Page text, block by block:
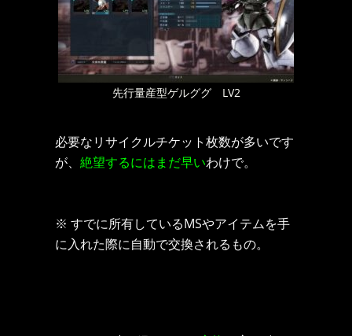
先行量産型ゲルググ LV2
必要なリサイクルチケット枚数が多いです
が、 絶望するにはまだ早いわけで。
※ すでに所有しているMSやアイテムを手
に入れた際に自動で交換されるもの。